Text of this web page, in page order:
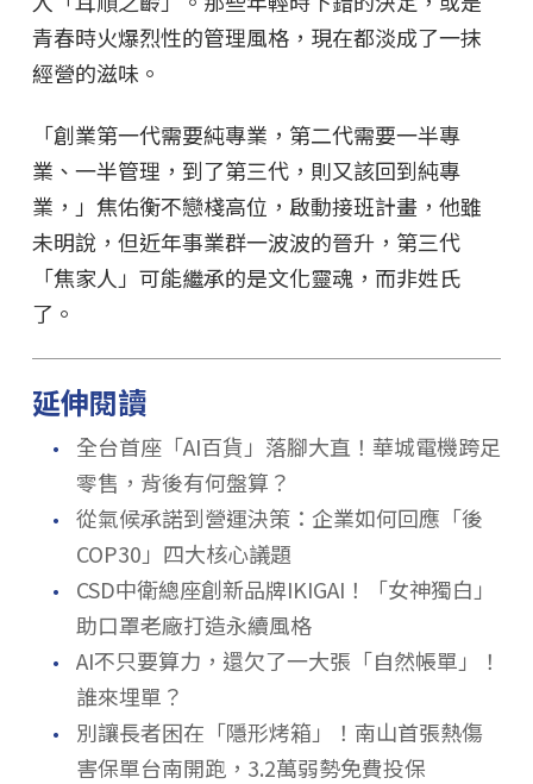
青春時火爆烈性的管理風格，現在都淡成了一抹
經營的滋味。
「創業第一代需要純專業，第二代需要一半專
業、一半管理，到了第三代，則又該回到純專
業，」焦佑衡不戀棧高位，啟動接班計畫，他雖
未明說，但近年事業群一波波的晉升，第三代
「焦家人」可能繼承的是文化靈魂，而非姓氏
了。
延伸閱讀
．
全台首座「AI百貨」落腳大直！華城電機跨足
零售，背後有何盤算？
． 從氣候承諾到營運決策：企業如何回應「後
COP30」四大核心議題
．
CSD中衛總座創新品牌IKIGAI！「女神獨白」
助口罩老廠打造永續風格
． AI不只要算力，還欠了一大張「自然帳單」！
誰來埋單？
．
別讓長者困在「隱形烤箱」！南山首張熱傷
害保單台南開跑，3.2萬弱勢免費投保